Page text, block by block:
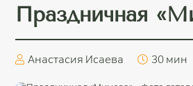
Праздничная
Анастасия Исаева 30 мин